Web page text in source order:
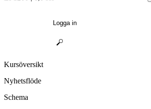
Logga in
Kursöversikt
Nyhetsflöde
Schema